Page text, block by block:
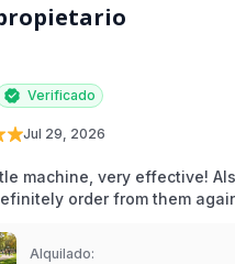
Verificado
Jul 29, 2026
machine, very effective!
order from them
Alquilado: